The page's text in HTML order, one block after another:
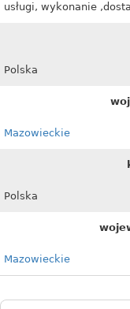
usługi, wykonanie
Polska
Mazowieckie
Polska
Mazowieckie